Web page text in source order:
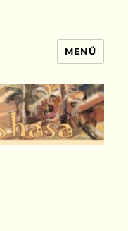
MENÜ